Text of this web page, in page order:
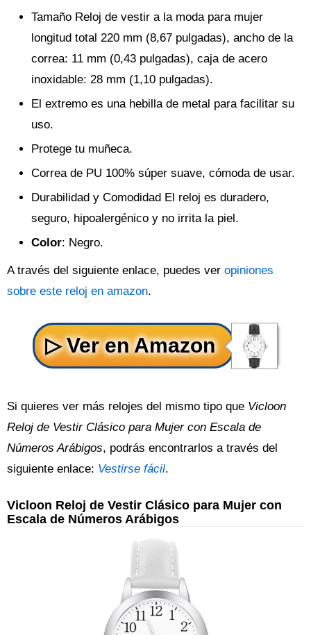
Tamaño Reloj de vestir a la moda para mujer
longitud total 220 mm (8,67 pulgadas), ancho de la
correa: 11 mm (0,43 pulgadas), caja de acero
inoxidable: 28 mm (1,10 pulgadas).
El extremo es una hebilla de metal para facilitar su
uso.
Protege tu muñeca.
Correa de PU 100% súper suave, cómoda de usar.
Durabilidad y Comodidad El reloj es duradero,
seguro, hipoalergénico y no irrita la piel.
Color: Negro.
A través del siguiente enlace, puedes ver opiniones
sobre este reloj en amazon.
Si quieres ver más relojes del mismo tipo que Vicloon
Reloj de Vestir Clásico para Mujer con Escala de
Números Arábigos, podrás encontrarlos a través del
siguiente enlace: Vestirse fácil.
Vicloon Reloj de Vestir Clásico para Mujer con
Escala de Números Arábigos